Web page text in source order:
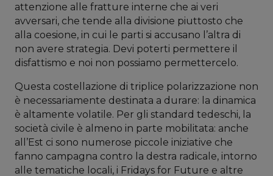
attenzione alle fratture interne che ai veri
avversari, che tende alla divisione piuttosto che
alla coesione, in cui le parti si accusano l’altra di
non avere strategia. Devi poterti permettere il
disfattismo e noi non possiamo permettercelo.
Questa costellazione di triplice polarizzazione non
è necessariamente destinata a durare: la dinamica
è altamente volatile. Per gli standard tedeschi, la
società civile è almeno in parte mobilitata: anche
all’Est ci sono numerose piccole iniziative che
fanno campagna contro la destra radicale, intorno
alle tematiche locali, i Fridays for Future e altre